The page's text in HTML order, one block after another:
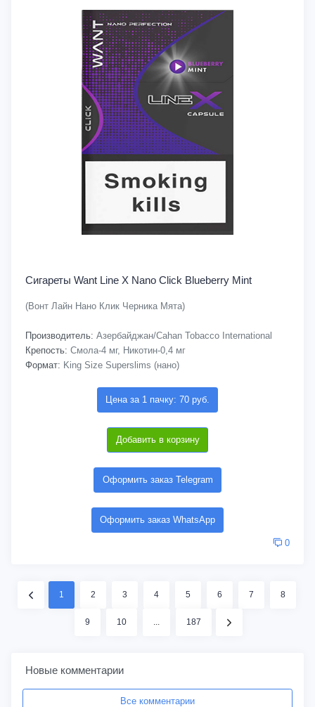
Сигареты Want Line X Nano Click Blueberry Mint
(Вонт Лайн Нано Клик Черника Мята)
Производитель: Азербайджан/Cahan Tobacco International
Крепость: Смола-4 мг, Никотин-0,4 мг
Формат: King Size Superslims (нано)
Цена за 1 пачку: 70 руб.
Добавить в корзину
Оформить заказ Telegram
Оформить заказ WhatsApp
0
1 2 3 4 5 6 7 8
9 10 ... 187
Новые комментарии
Все комментарии